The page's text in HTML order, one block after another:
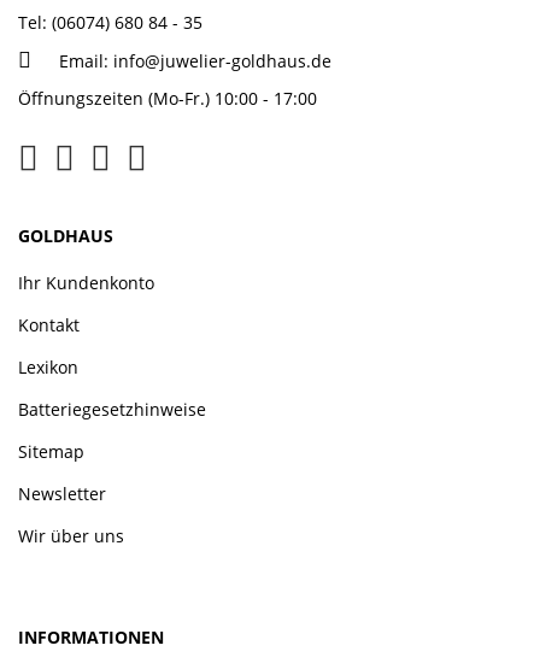
Tel: (06074) 680 84 - 35
Email: info@juwelier-goldhaus.de
Öffnungszeiten (Mo-Fr.) 10:00 - 17:00
GOLDHAUS
Ihr Kundenkonto
Kontakt
Lexikon
Batteriegesetzhinweise
Sitemap
Newsletter
Wir über uns
INFORMATIONEN